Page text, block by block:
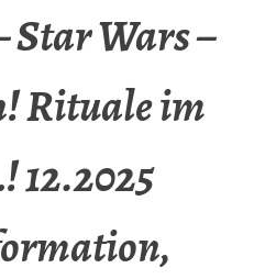
Star Wars –
Rituale im
12.2025